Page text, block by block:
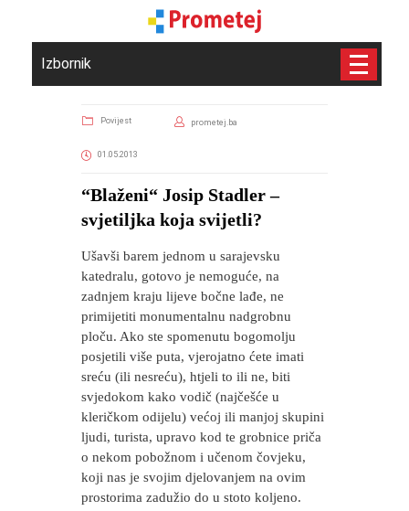
Izbornik
Povijest prometej.ba
01.05.2013
“Blaženi“ Josip Stadler –
svjetiljka koja svijetli?
Ušavši barem jednom u sarajevsku
katedralu, gotovo je nemoguće, na
zadnjem kraju lijeve bočne lađe, ne
primijetiti monumentalnu nadgrobnu
ploču. Ako ste spomenutu bogomolju
posjetili više puta, vjerojatno ćete imati
sreću (ili nesreću), htjeli to ili ne, biti
svjedokom kako vodič (najčešće u
kleričkom odijelu) većoj ili manjoj skupini
ljudi, turista, upravo kod te grobnice priča
o nekom pobožnom i učenom čovjeku,
koji nas je svojim djelovanjem na ovim
prostorima zadužio do u stoto koljeno.